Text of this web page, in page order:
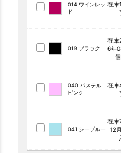
014 ワインレッ
ド
在庫
019 ブラック
在
6年
040 パステル
ピンク
在庫
041 シーブルー
在庫
12